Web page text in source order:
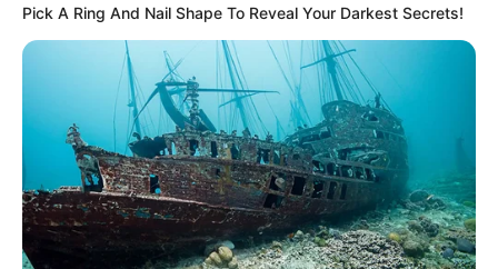
Pick A Ring And Nail Shape To Reveal Your Darkest Secrets!